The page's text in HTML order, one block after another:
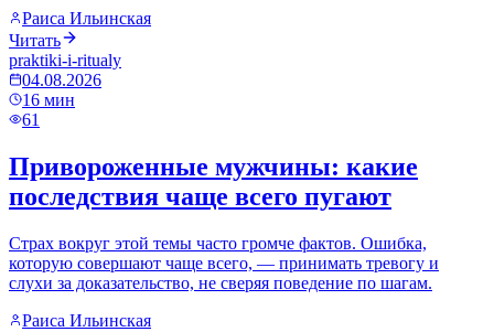
Раиса Ильинская
Читать
praktiki-i-ritualy
04.08.2026
16 мин
61
Привороженные мужчины: какие
последствия чаще всего пугают
Страх вокруг этой темы часто громче фактов. Ошибка,
которую совершают чаще всего, — принимать тревогу и
слухи за доказательство, не сверяя поведение по шагам.
Раиса Ильинская